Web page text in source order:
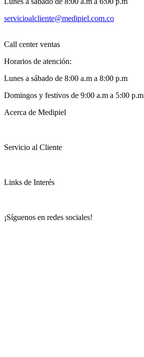
servicioalcliente@medipiel.com.co
Call center ventas
Horarios de atención:
Lunes a sábado de 8:00 a.m a 8:00 p.m
Domingos y festivos de 9:00 a.m a 5:00 p.m
Acerca de Medipiel
Servicio al Cliente
Links de Interés
¡Síguenos en redes sociales!